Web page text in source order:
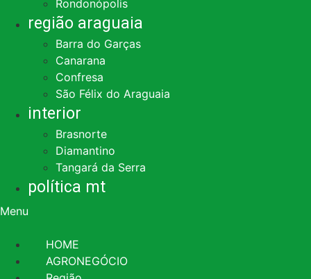
Rondonópolis
região araguaia
Barra do Garças
Canarana
Confresa
São Félix do Araguaia
interior
Brasnorte
Diamantino
Tangará da Serra
política mt
Menu
HOME
AGRONEGÓCIO